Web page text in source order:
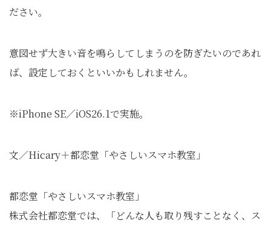
ださい。
意図せず大きい音を鳴らしてしまうのを防ぎたいのであれ
ば、設定しておくといいかもしれません。
※iPhone SE／iOS26.1で実施。
文／Hicary＋都恋堂「やさしいスマホ教室」
都恋堂「やさしいスマホ教室」
株式会社都恋堂では、「どんな人も取り残すことなく、ス